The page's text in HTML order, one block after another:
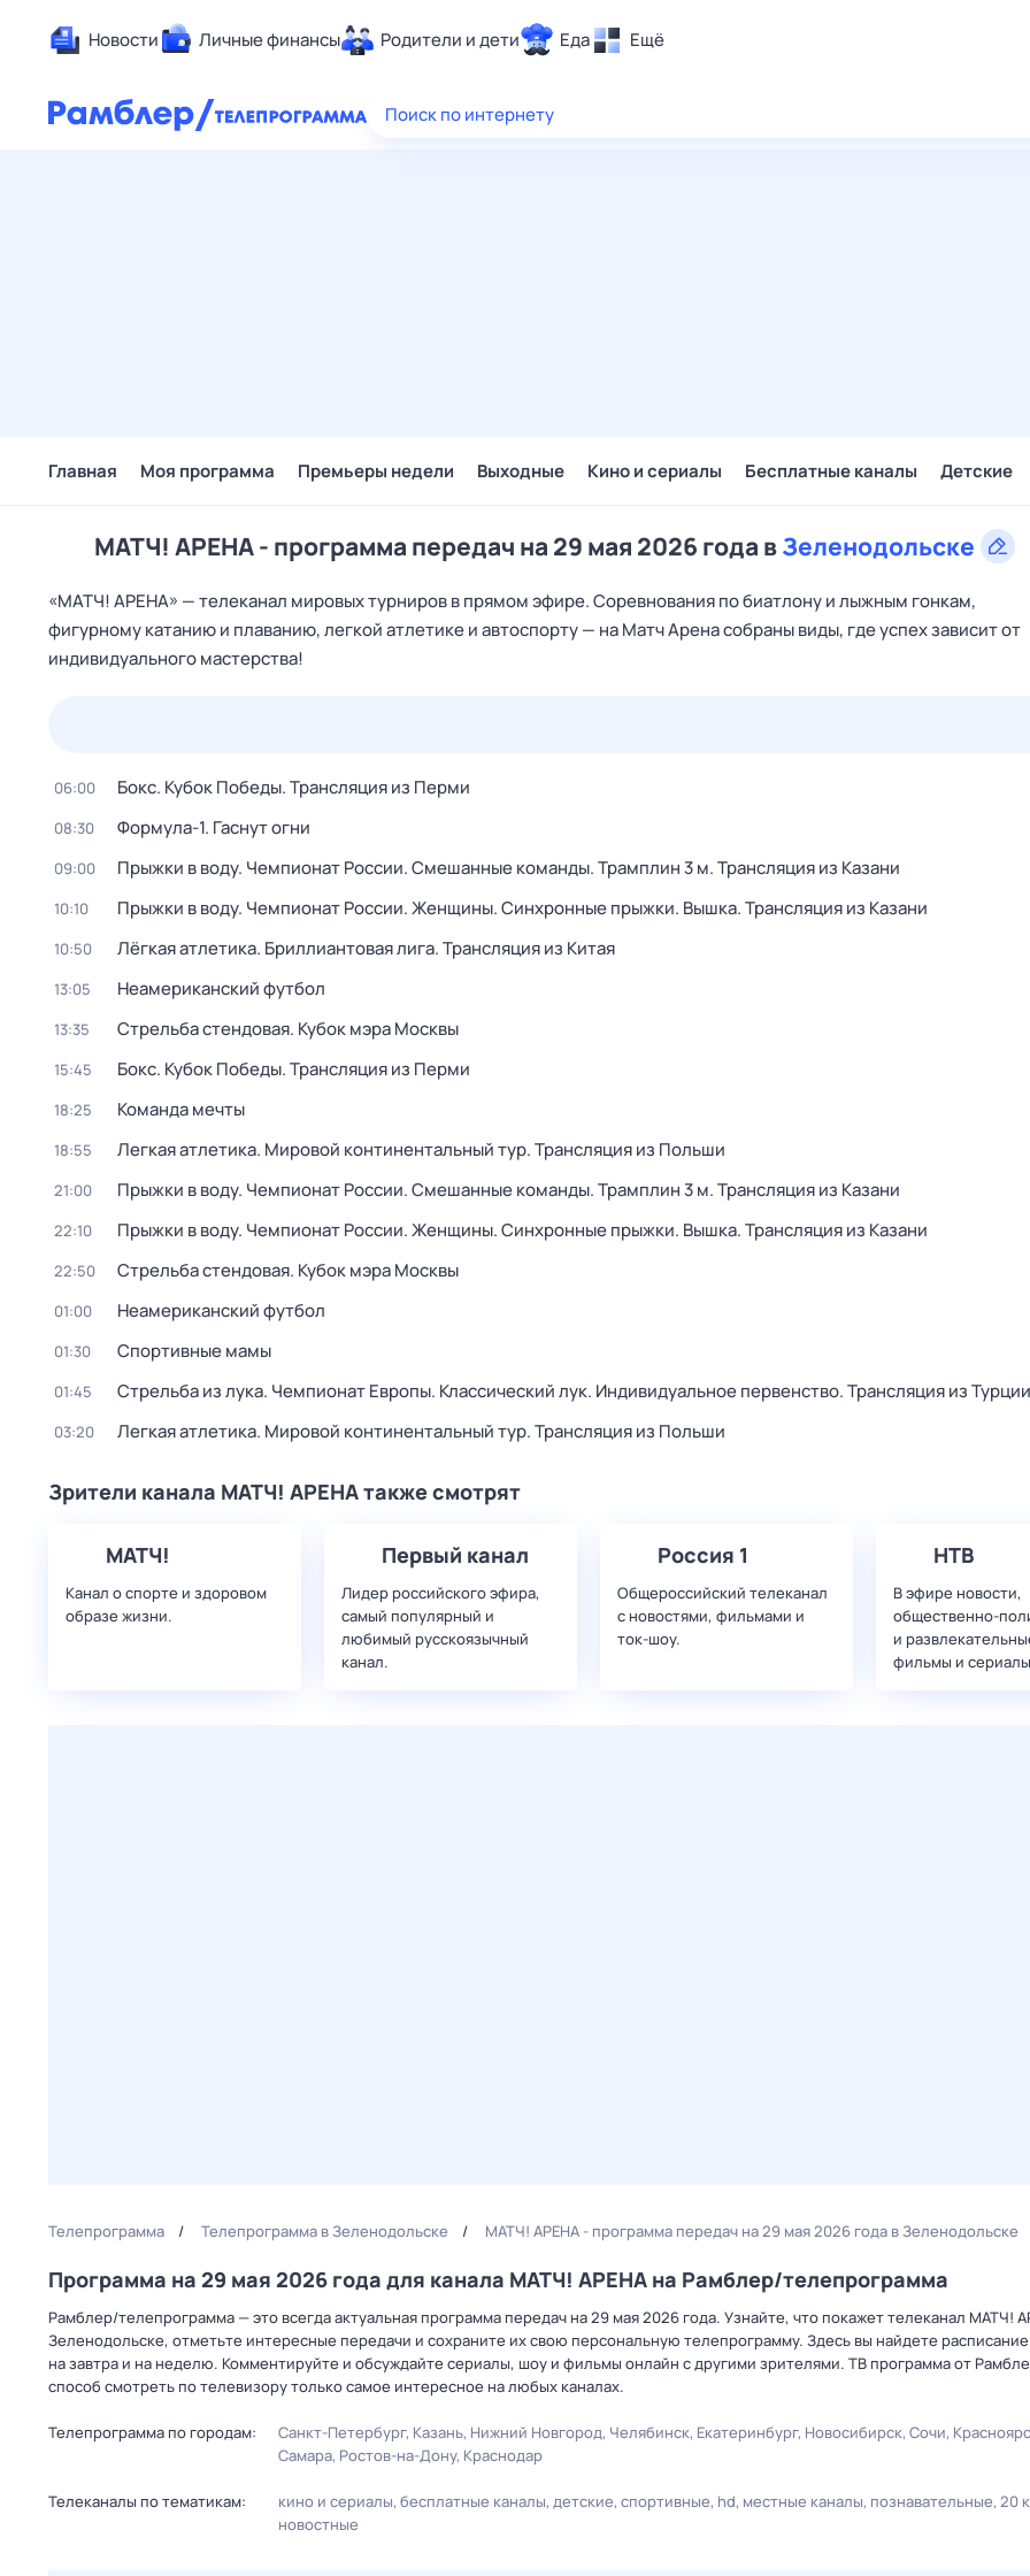
Новости Личные финансы Родители и дети Еда Ещё
Здоровье
Поиск по интернету
Главная Моя программа Премьеры недели Выходные Кино и сериалы Бесплатные каналы Детские
МАТЧ! АРЕНА - программа передач на 29 мая 2026 года вЗеленодольске
«МАТЧ! АРЕНА» — телеканал мировых турниров в прямом эфире. Соревнования по биатлону и лыжным гонкам,
фигурному катанию и плаванию, легкой атлетике и автоспорту — на Матч Арена собраны виды, где успех зависит от
индивидуального мастерства!
06:00 Бокс. Кубок Победы. Трансляция из Перми
08:30 Формула-1. Гаснут огни
09:00 Прыжки в воду. Чемпионат России. Смешанные команды. Трамплин 3 м. Трансляция из Казани
10:10 Прыжки в воду. Чемпионат России. Женщины. Синхронные прыжки. Вышка. Трансляция из Казани
10:50 Лёгкая атлетика. Бриллиантовая лига. Трансляция из Китая
13:05 Неамериканский футбол
13:35 Стрельба стендовая. Кубок мэра Москвы
15:45 Бокс. Кубок Победы. Трансляция из Перми
18:25 Команда мечты
18:55 Легкая атлетика. Мировой континентальный тур. Трансляция из Польши
21:00 Прыжки в воду. Чемпионат России. Смешанные команды. Трамплин 3 м. Трансляция из Казани
22:10 Прыжки в воду. Чемпионат России. Женщины. Синхронные прыжки. Вышка. Трансляция из Казани
22:50 Стрельба стендовая. Кубок мэра Москвы
01:00 Неамериканский футбол
01:30 Спортивные мамы
01:45 Стрельба из лука. Чемпионат Европы. Классический лук. Индивидуальное первенство. Трансляция из Турции
03:20 Легкая атлетика. Мировой континентальный тур. Трансляция из Польши
Зрители канала МАТЧ! АРЕНА также смотрят
МАТЧ!
Канал о спорте и здоровом
образе жизни.
Первый канал
Лидер российского эфира,
самый популярный и
любимый русскоязычный
канал.
Россия 1
Общероссийский телеканал
с новостями, фильмами и
ток-шоу.
НТВ
В эфире новости,
общественно-
и
фильмы и
Телепрограмма Телепрограмма в Зеленодольске МАТЧ! АРЕНА - программа передач на 29 мая 2026 года в Зеленодольске
Программа на 29 мая 2026 года для канала МАТЧ! АРЕНА на Рамблер/телепрограмма
Рамблер/телепрограмма — это всегда актуальная программа передач на 29 мая 2026 года. Узнайте, что покажет телеканал МАТЧ!
Зеленодольске, отметьте интересные передачи и сохраните их свою персональную телепрограмму. Здесь вы найдете
на завтра и на неделю. Комментируйте и обсуждайте сериалы, шоу и фильмы онлайн с другими зрителями. ТВ программа от
способ смотреть по телевизору только самое интересное на любых каналах.
Телепрограмма по городам: Санкт-Петербург Казань Нижний Новгород Челябинск Екатеринбург Новосибирск Сочи
Самара Ростов-на-Дону Краснодар
Телеканалы по тематикам: кино и сериалы бесплатные каналы детские спортивные hd местные каналы познавательные 20
новостные